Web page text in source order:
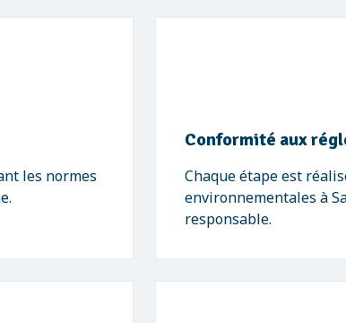
les normes
Conformité aux
Chaque étape est
environnementales à
responsable.